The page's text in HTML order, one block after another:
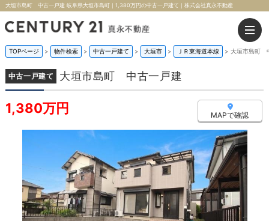
大垣市島町 中古一戸建 岐阜県大垣市島町｜1,380万円の中古一戸建て｜株式会社真永不動産
TOPページ > 物件検索 > 中古一戸建て > 大垣市 > ＪＲ東海道本線 > 大垣市島町
中古一戸建て 大垣市島町 中古一戸建
1,380万円 MAPで確認